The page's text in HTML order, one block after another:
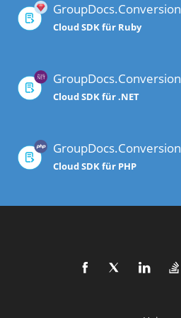
GroupDocs.Conversion
Cloud SDK für Ruby
GroupDocs.Conversion
Cloud SDK für .NET
GroupDocs.Conversion
Cloud SDK für PHP